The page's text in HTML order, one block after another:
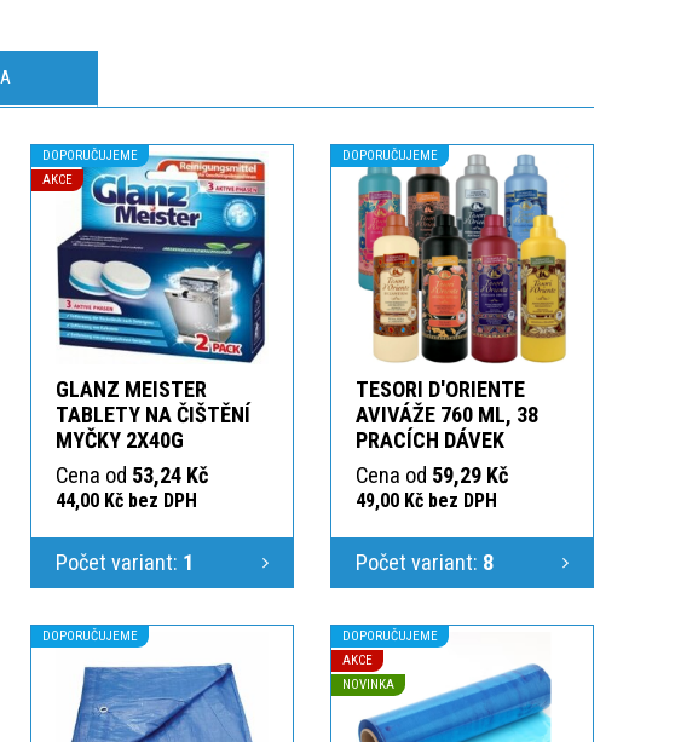
DOPORUČUJEME
AKCE
GLANZ MEISTER
TABLETY NA ČIŠTĚNÍ
MYČKY 2X40G
Cena od 53,24 Kč
44,00 Kč bez DPH
Počet variant: 1
DOPORUČUJEME
TESORI D'ORIENTE
AVIVÁŽE 760 ML, 38
PRACÍCH DÁVEK
Cena od 59,29 Kč
49,00 Kč bez DPH
Počet variant: 8
DOPORUČUJEME
DOPORUČUJEME
AKCE
NOVINKA